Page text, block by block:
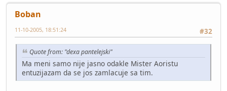
Boban
#32
11-10-2005, 18:51:24
Quote from: "dexa pantelejski"
Ma meni samo nije jasno odakle Mister Aoristu
entuzijazam da se jos zamlacuje sa tim.